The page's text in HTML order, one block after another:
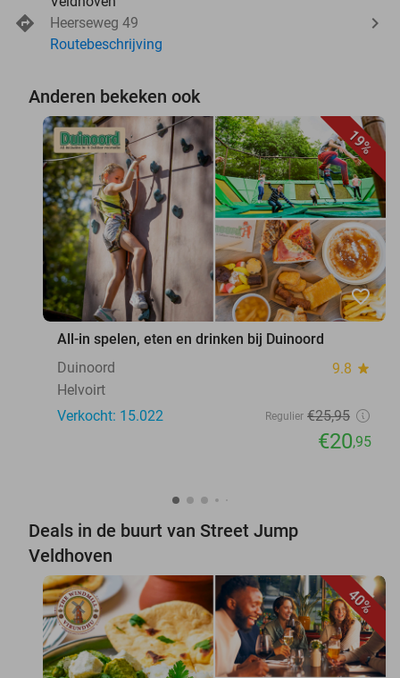
Heerseweg 49
Routebeschrijving
Anderen bekeken ook
19%
favorite_border
All-in spelen, eten en drinken bij Duinoord
Duinoord
9.8 star
Helvoirt
Verkocht: 15.022
Regulier €25,95
€20,95
Deals in de buurt van Street Jump
Veldhoven
40%